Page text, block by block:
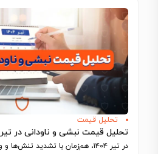
تحلیل قیمت
تحلیل قیمت نبشی و ناودانی در تیر 1404